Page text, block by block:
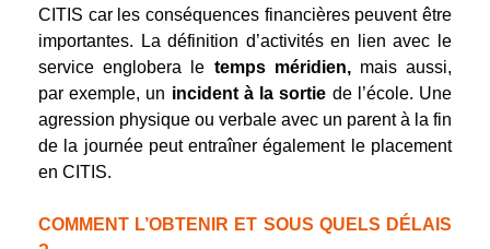
CITIS car les conséquences financières peuvent être
importantes. La définition d’activités en lien avec le
service englobera le temps méridien,mais aussi,
par exemple, un incident à la sortie de l’école. Une
agression physique ou verbale avec un parent à la fin
de la journée peut entraîner également le placement
en CITIS.
COMMENT L’OBTENIR ET SOUS QUELS DÉLAIS